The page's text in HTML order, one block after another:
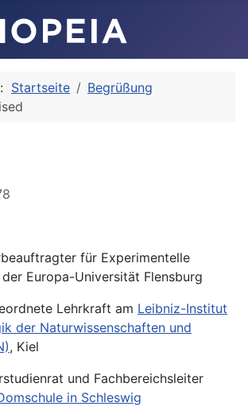
Startseite
Begrüßung
für Experimentelle
Europa-Universität Flensburg
Lehrkraft am Leibniz-Institut
der Naturwissenschaften und
, Kiel
und Fachbereichsleiter
in Schleswig